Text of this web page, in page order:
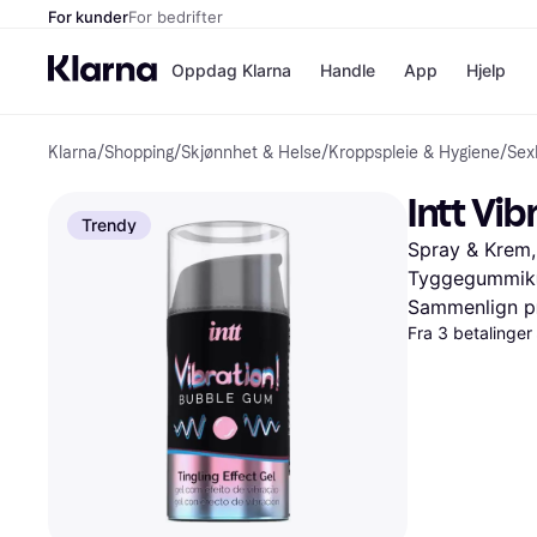
For kunderFor bedrifter
Oppdag Klarna
Betal nå
Betal i 3
Betal innen
Finansiering
Vipps
Handle
Butikker
kicks.no
App Hjelp
Klarna/Shopping/Skjønnhet & Helse/Kroppspleie & Hygiene/
Trendy Intt
Spray &
Sammenlign
Fra 3